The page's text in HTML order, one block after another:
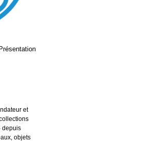
Présentation
et
depuis
objets